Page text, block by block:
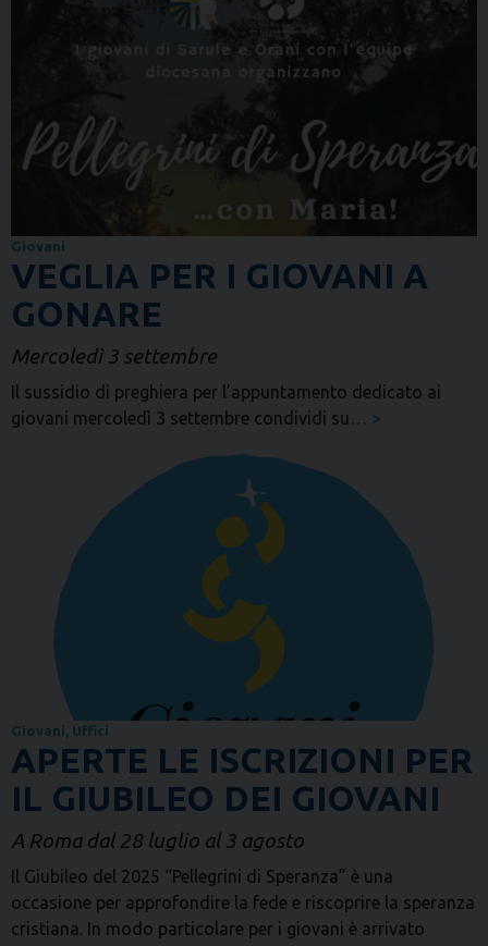
Giovani
VEGLIA PER I GIOVANI A
GONARE
Mercoledì 3 settembre
Il sussidio di preghiera per l’appuntamento dedicato ai
giovani mercoledì 3 settembre condividi su… >
Giovani, Uffici
APERTE LE ISCRIZIONI PER
IL GIUBILEO DEI GIOVANI
A Roma dal 28 luglio al 3 agosto
Il Giubileo del 2025 “Pellegrini di Speranza” è una
occasione per approfondire la fede e riscoprire la speranza
cristiana. In modo particolare per i giovani è arrivato